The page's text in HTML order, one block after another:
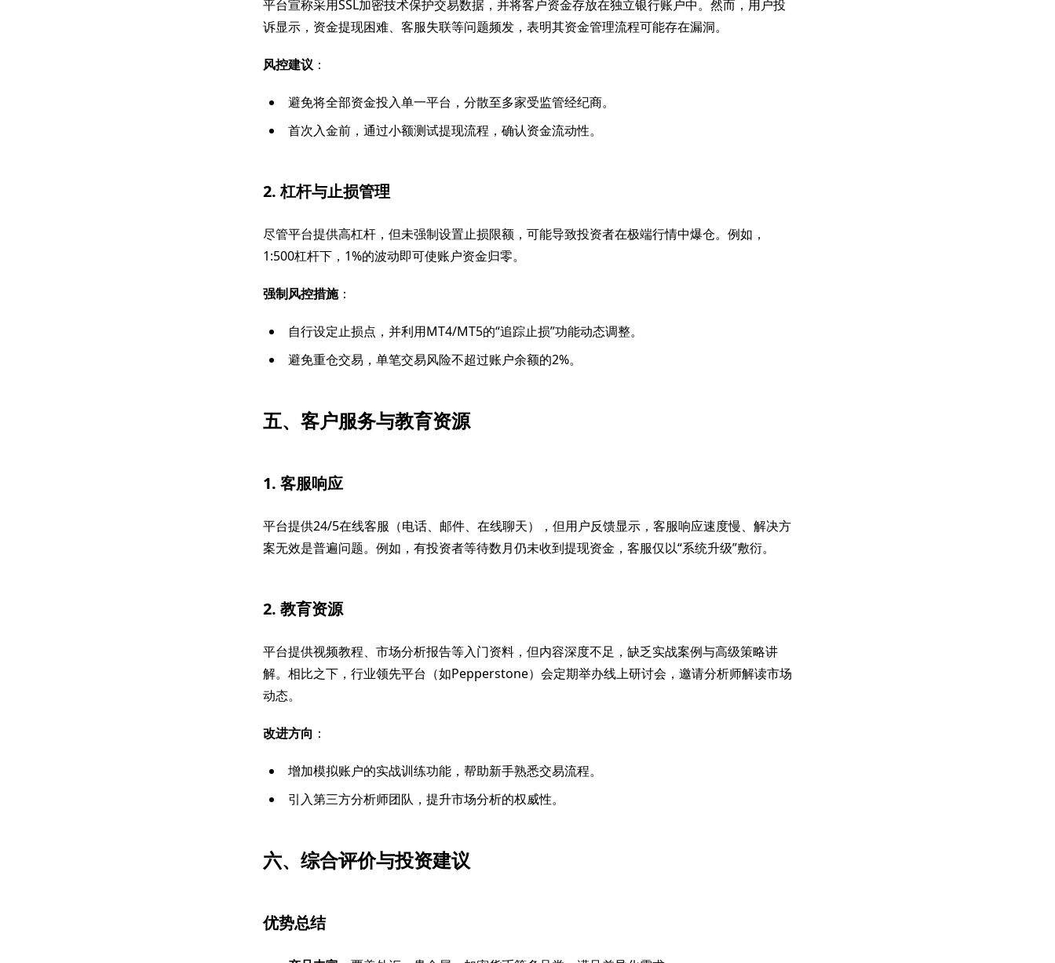
平台宣称采用SSL加密技术保护交易数据，并将客户资金存放在独立银行账户中。然而，用户投
诉显示，资金提现困难、客服失联等问题频发，表明其资金管理流程可能存在漏洞。
风控建议 ：
避免将全部资金投入单一平台，分散至多家受监管经纪商。
首次入金前，通过小额测试提现流程，确认资金流动性。
2. 杠杆与止损管理
尽管平台提供高杠杆，但未强制设置止损限额，可能导致投资者在极端行情中爆仓。例如，
1:500杠杆下，1%的波动即可使账户资金归零。
强制风控措施：
自行设定止损点，并利用MT4/MT5的“追踪止损”功能动态调整。
避免重仓交易，单笔交易风险不超过账户余额的2%。
五、客户服务与教育资源
1. 客服响应
平台提供24/5在线客服（电话、邮件、在线聊天），但用户反馈显示，客服响应速度慢、解决方
案无效是普遍问题。例如，有投资者等待数月仍未收到提现资金，客服仅以“系统升级”敷衍。
2. 教育资源
平台提供视频教程、市场分析报告等入门资料，但内容深度不足，缺乏实战案例与高级策略讲
解。相比之下，行业领先平台（如Pepperstone）会定期举办线上研讨会，邀请分析师解读市场
动态。
改进方向 ：
增加模拟账户的实战训练功能，帮助新手熟悉交易流程。
引入第三方分析师团队，提升市场分析的权威性。
六、综合评价与投资建议
优势总结